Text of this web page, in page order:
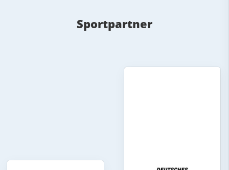
Sportpartner